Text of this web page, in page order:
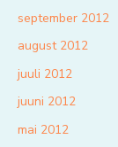
september 2012
august 2012
juuli 2012
juuni 2012
mai 2012